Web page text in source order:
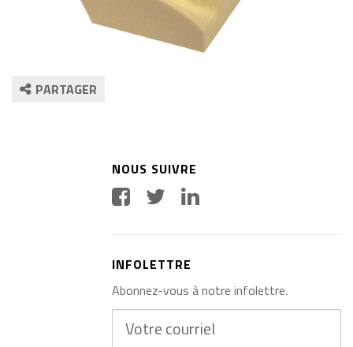
PARTAGER
NOUS SUIVRE
INFOLETTRE
Abonnez-vous à notre infolettre.
courriel